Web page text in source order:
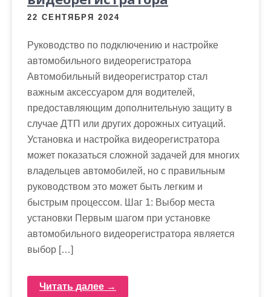
22 СЕНТЯБРЯ 2024
Руководство по подключению и настройке
автомобильного видеорегистратора
Автомобильный видеорегистратор стал
важным аксессуаром для водителей,
предоставляющим дополнительную защиту в
случае ДТП или других дорожных ситуаций.
Установка и настройка видеорегистратора
может показаться сложной задачей для многих
владельцев автомобилей, но с правильным
руководством это может быть легким и
быстрым процессом. Шаг 1: Выбор места
установки Первым шагом при установке
автомобильного видеорегистратора является
выбор […]
Читать далее →